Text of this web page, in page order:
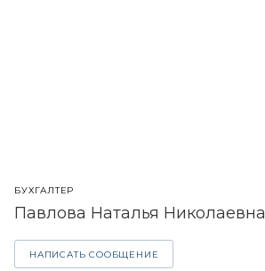
БУХГАЛТЕР
Павлова Наталья Николаевна
НАПИСАТЬ СООБЩЕНИЕ